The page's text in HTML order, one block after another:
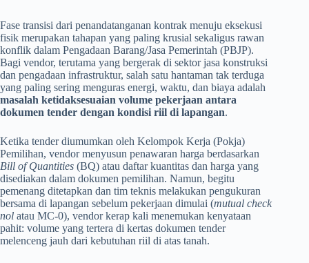
Fase transisi dari penandatanganan kontrak menuju eksekusi
fisik merupakan tahapan yang paling krusial sekaligus rawan
konflik dalam Pengadaan Barang/Jasa Pemerintah (PBJP).
Bagi vendor, terutama yang bergerak di sektor jasa konstruksi
dan pengadaan infrastruktur, salah satu hantaman tak terduga
yang paling sering menguras energi, waktu, dan biaya adalah
masalah ketidaksesuaian volume pekerjaan antara
dokumen tender dengan kondisi riil di lapangan.
Ketika tender diumumkan oleh Kelompok Kerja (Pokja)
Pemilihan, vendor menyusun penawaran harga berdasarkan
Bill of Quantities (BQ) atau daftar kuantitas dan harga yang
disediakan dalam dokumen pemilihan. Namun, begitu
pemenang ditetapkan dan tim teknis melakukan pengukuran
bersama di lapangan sebelum pekerjaan dimulai (mutual check
nol atau MC-0), vendor kerap kali menemukan kenyataan
pahit: volume yang tertera di kertas dokumen tender
melenceng jauh dari kebutuhan riil di atas tanah.